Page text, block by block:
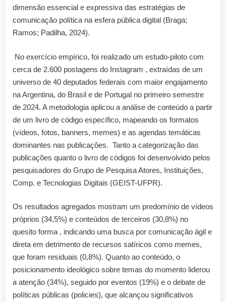
dimensão essencial e expressiva das estratégias de
comunicação política na esfera pública digital (Braga;
Ramos; Padilha, 2024).
No exercício empírico, foi realizado um estudo-piloto com
cerca de 2.600 postagens do Instagram , extraídas de um
universo de 40 deputados federais com maior engajamento
na Argentina, do Brasil e de Portugal no primeiro semestre
de 2024. A metodologia aplicou a análise de conteúdo a partir
de um livro de código específico, mapeando os formatos
(vídeos, fotos, banners, memes) e as agendas temáticas
dominantes nas publicações. Tanto a categorização das
publicações quanto o livro de códigos foi desenvolvido pelos
pesquisadores do Grupo de Pesquisa Atores, Instituições,
Comp. e Tecnologias Digitais (GEIST-UFPR).
Os resultados agregados mostram um predomínio de vídeos
próprios (34,5%) e conteúdos de terceiros (30,8%) no
quesito forma , indicando uma busca por comunicação ágil e
direta em detrimento de recursos satíricos como memes,
que foram residuais (0,8%). Quanto ao conteúdo, o
posicionamento ideológico sobre temas do momento liderou
a atenção (34%), seguido por eventos (19%) e o debate de
políticas públicas (policies), que alcançou significativos